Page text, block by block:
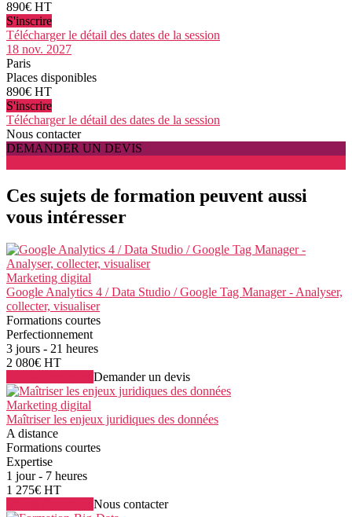
890€ HT
S'inscrire
Télécharger le détail des dates de la session
18 nov. 2027
Paris
Places disponibles
890€ HT
S'inscrire
Télécharger le détail des dates de la session
Nous contacter
DEMANDER UN DEVIS
Ces sujets de formation peuvent aussi
vous intéresser
Marketing digital
Google Analytics 4 / Data Studio / Google Tag Manager - Analyser,
collecter, visualiser
Formations courtes
Perfectionnement
3 jours - 21 heures
2 080€ HT
Demander un devis
Marketing digital
Maîtriser les enjeux juridiques des données
A distance
Formations courtes
Expertise
1 jour - 7 heures
1 275€ HT
Nous contacter